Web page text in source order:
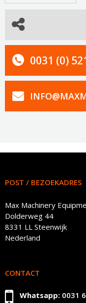
0031 (0)
POST / BEZOEKADRES
Max Machinery
Dolderweg 44
8331 LL Steenwijk
Nederland
CONTACT
Whatsapp: 0031